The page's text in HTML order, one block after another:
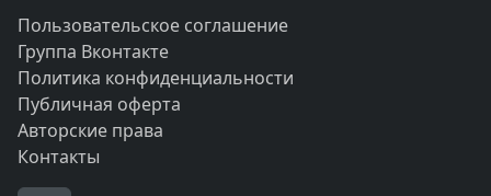
Пользовательское соглашение
Группа Вконтакте
Политика конфиденциальности
Публичная оферта
Авторские права
Контакты